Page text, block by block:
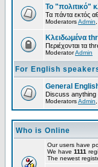
Το "πολιτικό"
Τα πάντα εκτός
ModeratorsAdmin
Κλειδωμένα
Περιέχονται τα
ModeratorAdmin
For English
General
Discuss
ModeratorsAdmin
Who is Online
Our users have
We have 1111
The newest